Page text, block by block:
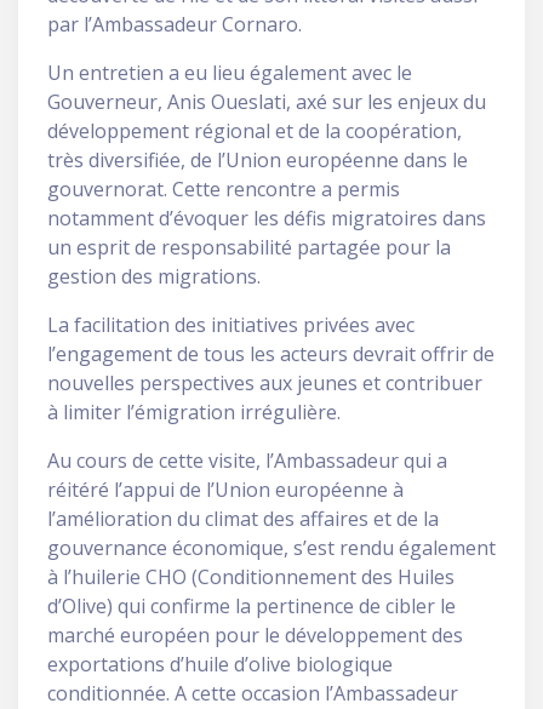
par l’Ambassadeur Cornaro.
Un entretien a eu lieu également avec le
Gouverneur, Anis Oueslati, axé sur les enjeux du
développement régional et de la coopération,
très diversifiée, de l’Union européenne dans le
gouvernorat. Cette rencontre a permis
notamment d’évoquer les défis migratoires dans
un esprit de responsabilité partagée pour la
gestion des migrations.
La facilitation des initiatives privées avec
l’engagement de tous les acteurs devrait offrir de
nouvelles perspectives aux jeunes et contribuer
à limiter l’émigration irrégulière.
Au cours de cette visite, l’Ambassadeur qui a
réitéré l’appui de l’Union européenne à
l’amélioration du climat des affaires et de la
gouvernance économique, s’est rendu également
à l’huilerie CHO (Conditionnement des Huiles
d’Olive) qui confirme la pertinence de cibler le
marché européen pour le développement des
exportations d’huile d’olive biologique
conditionnée. A cette occasion l’Ambassadeur